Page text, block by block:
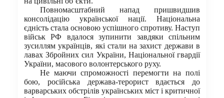
Повномасштабний напад пришвидшив
консолідацію української нації. Національна
єдність стала основою успішного спротиву. Наступ
військ РФ вдалося зупинити завдяки спільним
зусиллям українців, які стали на захист держави в
лавах Збройних сил України, Національної гвардії
України, масового волонтерського руху.
Не маючи спроможності перемогти на полі
бою, російська держава-терорист вдається до
варварських обстрілів українських міст і критичної